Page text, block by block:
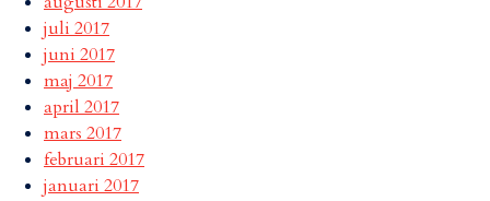
juli 2017
juni 2017
maj 2017
april 2017
mars 2017
februari 2017
januari 2017